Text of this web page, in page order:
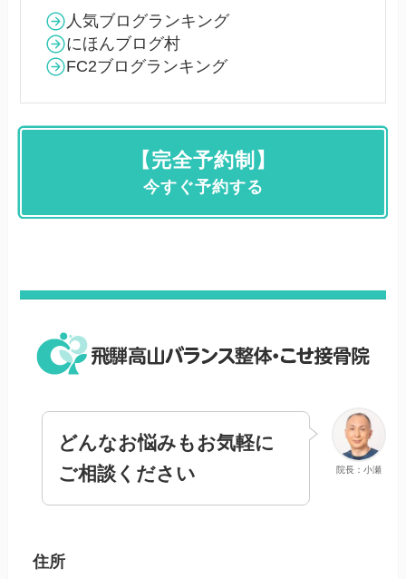
人気ブログランキング
にほんブログ村
FC2ブログランキング
【完全予約制】
今すぐ予約する
院長：小瀬
どんなお悩みもお気軽に
ご相談ください
住所